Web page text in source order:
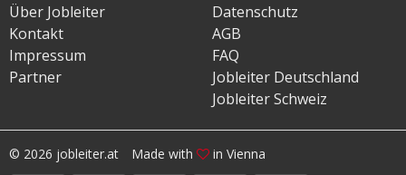
Über Jobleiter
Kontakt
Impressum
Partner
Datenschutz
AGB
FAQ
Jobleiter Deutschland
Jobleiter Schweiz
© 2026 jobleiter.at Made with in Vienna